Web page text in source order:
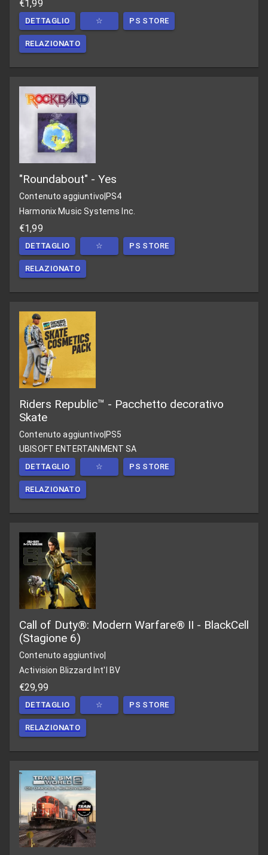
€1,99
DETTAGLIO ☆ PS STORE
RELAZIONATO
"Roundabout" - Yes
Contenuto aggiuntivo PS4
Harmonix Music Systems Inc.
€1,99
DETTAGLIO ☆ PS STORE
RELAZIONATO
Riders Republic™ - Pacchetto decorativo
Skate
Contenuto aggiuntivo|PS5
UBISOFT ENTERTAINMENT SA
DETTAGLIO ☆ PS STORE
RELAZIONATO
Call of Duty®: Modern Warfare® II - BlackCell
(Stagione 6)
Contenuto aggiuntivo
Activision Blizzard Int'l BV
€29,99
DETTAGLIO ☆ PS STORE
RELAZIONATO